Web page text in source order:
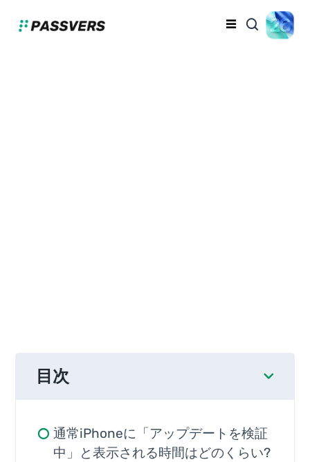
目次
通常iPhoneに「アップデートを検証
中」と表示される時間はどのくらい?